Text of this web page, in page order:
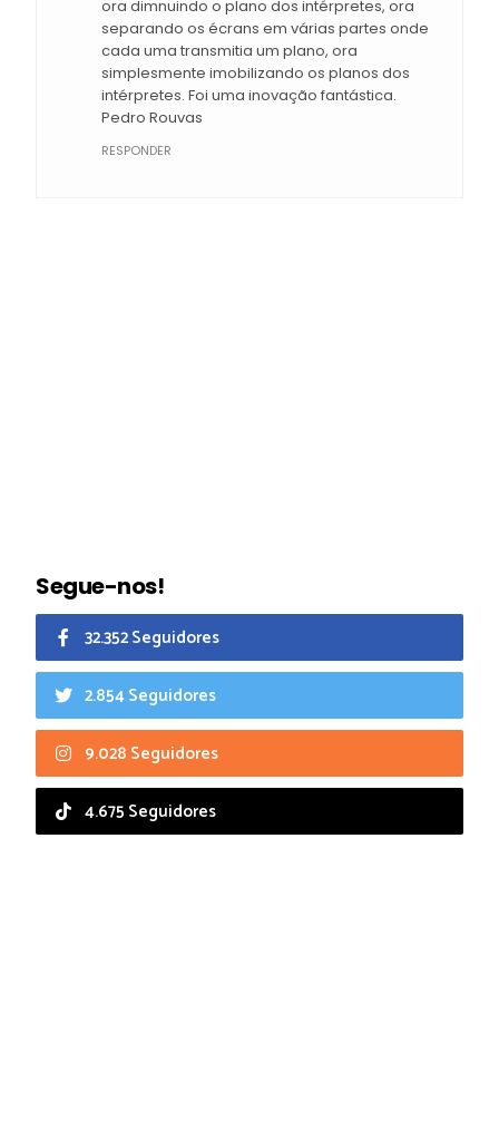
ora dimnuindo o plano dos intérpretes, ora
separando os écrans em várias partes onde
cada uma transmitia um plano, ora
simplesmente imobilizando os planos dos
intérpretes. Foi uma inovação fantástica.
Pedro Rouvas
RESPONDER
Segue-nos!
32.352 Seguidores
2.854 Seguidores
9.028 Seguidores
4.675 Seguidores